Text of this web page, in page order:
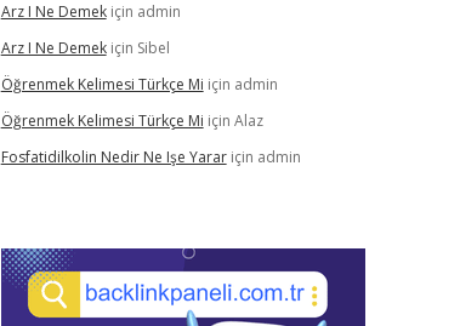
Arz I Ne Demekiçin admin
Arz I Ne Demekiçin Sibel
Öğrenmek Kelimesi Türkçe Mi için admin
Öğrenmek Kelimesi Türkçe Mi için Alaz
Fosfatidilkolin Nedir Ne Işe Yarariçin admin